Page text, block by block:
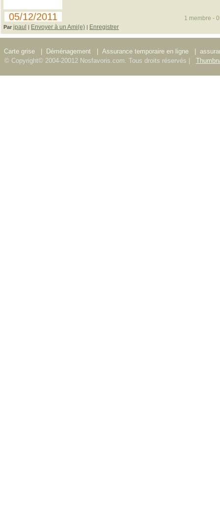
05/12/2011
Par jpaul | Envoyer à un Ami(e) | Enregistrer
1 membre -
Carte grise Déménagement Assurance temporaire en ligne
© Copyright© 2004-20012 Nosfavoris.com. Tous droits réservés |